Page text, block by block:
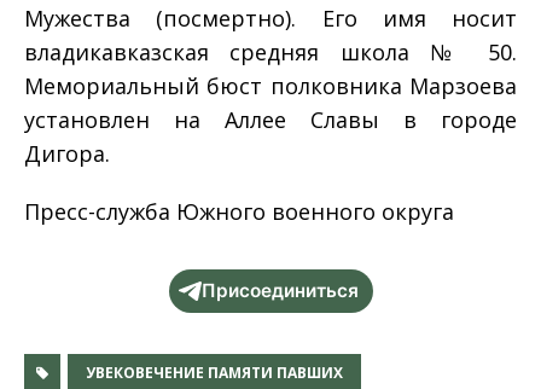
Мужества (посмертно). Его имя носит
владикавказская средняя школа № 50.
Мемориальный бюст полковника Марзоева
установлен на Аллее Славы в городе
Дигора.
Пресс-служба Южного военного округа
Присоединиться
УВЕКОВЕЧЕНИЕ ПАМЯТИ ПАВШИХ